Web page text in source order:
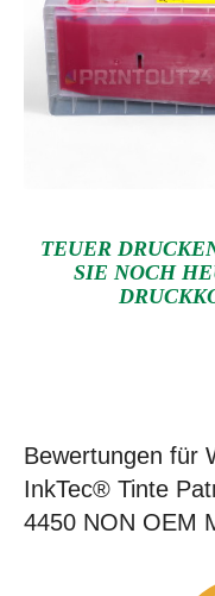
TEUER
SIE NOCH
Bewertungen für
InkTec® Tinte
4450 NON OEM